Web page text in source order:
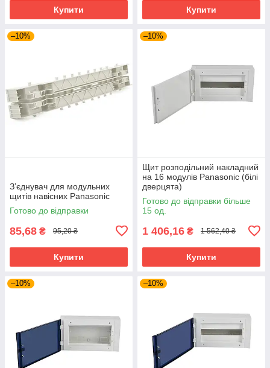
Купити Купити
–10%
Зʼєднувач для модульних
щитів навісних Panasonic
Готово до відправки
85,68 ₴ 95,20 ₴
Купити
–10%
Щит розподільний накладний
на 16 модулів Panasonic (білі
дверцята)
Готово до відправки більше
15 од.
1 406,16 ₴ 1 562,40 ₴
Купити
–10% –10%